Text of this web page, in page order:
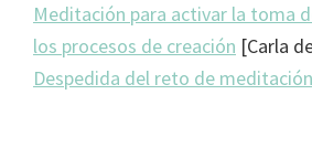
Meditación para activar la toma
los procesos de creación [Carla
Despedida del reto de meditación